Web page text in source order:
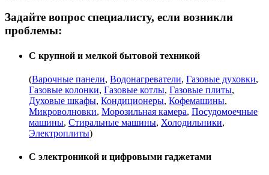
Задайте вопрос специалисту, если возникли
проблемы:
С крупной и мелкой бытовой техникой
(Варочные панели, Водонагреватели, Газовые духовки,
Газовые колонки, Газовые котлы, Газовые плиты,
Духовые шкафы, Кондиционеры, Кофемашины,
Микроволновки, Морозильная камера, Посудомоечные
машины, Стиральные машины, Холодильники,
Электроплиты)
С электроникой и цифровыми гаджетами